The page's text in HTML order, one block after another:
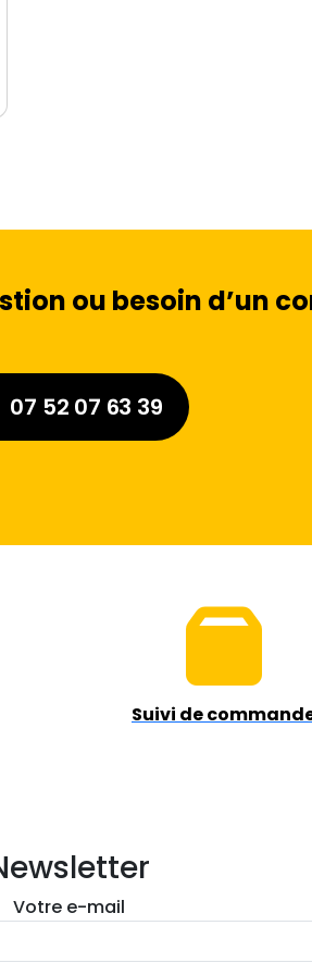
ou besoin d’un
07 52 07 63 39
Suivi de
Votre e-mail